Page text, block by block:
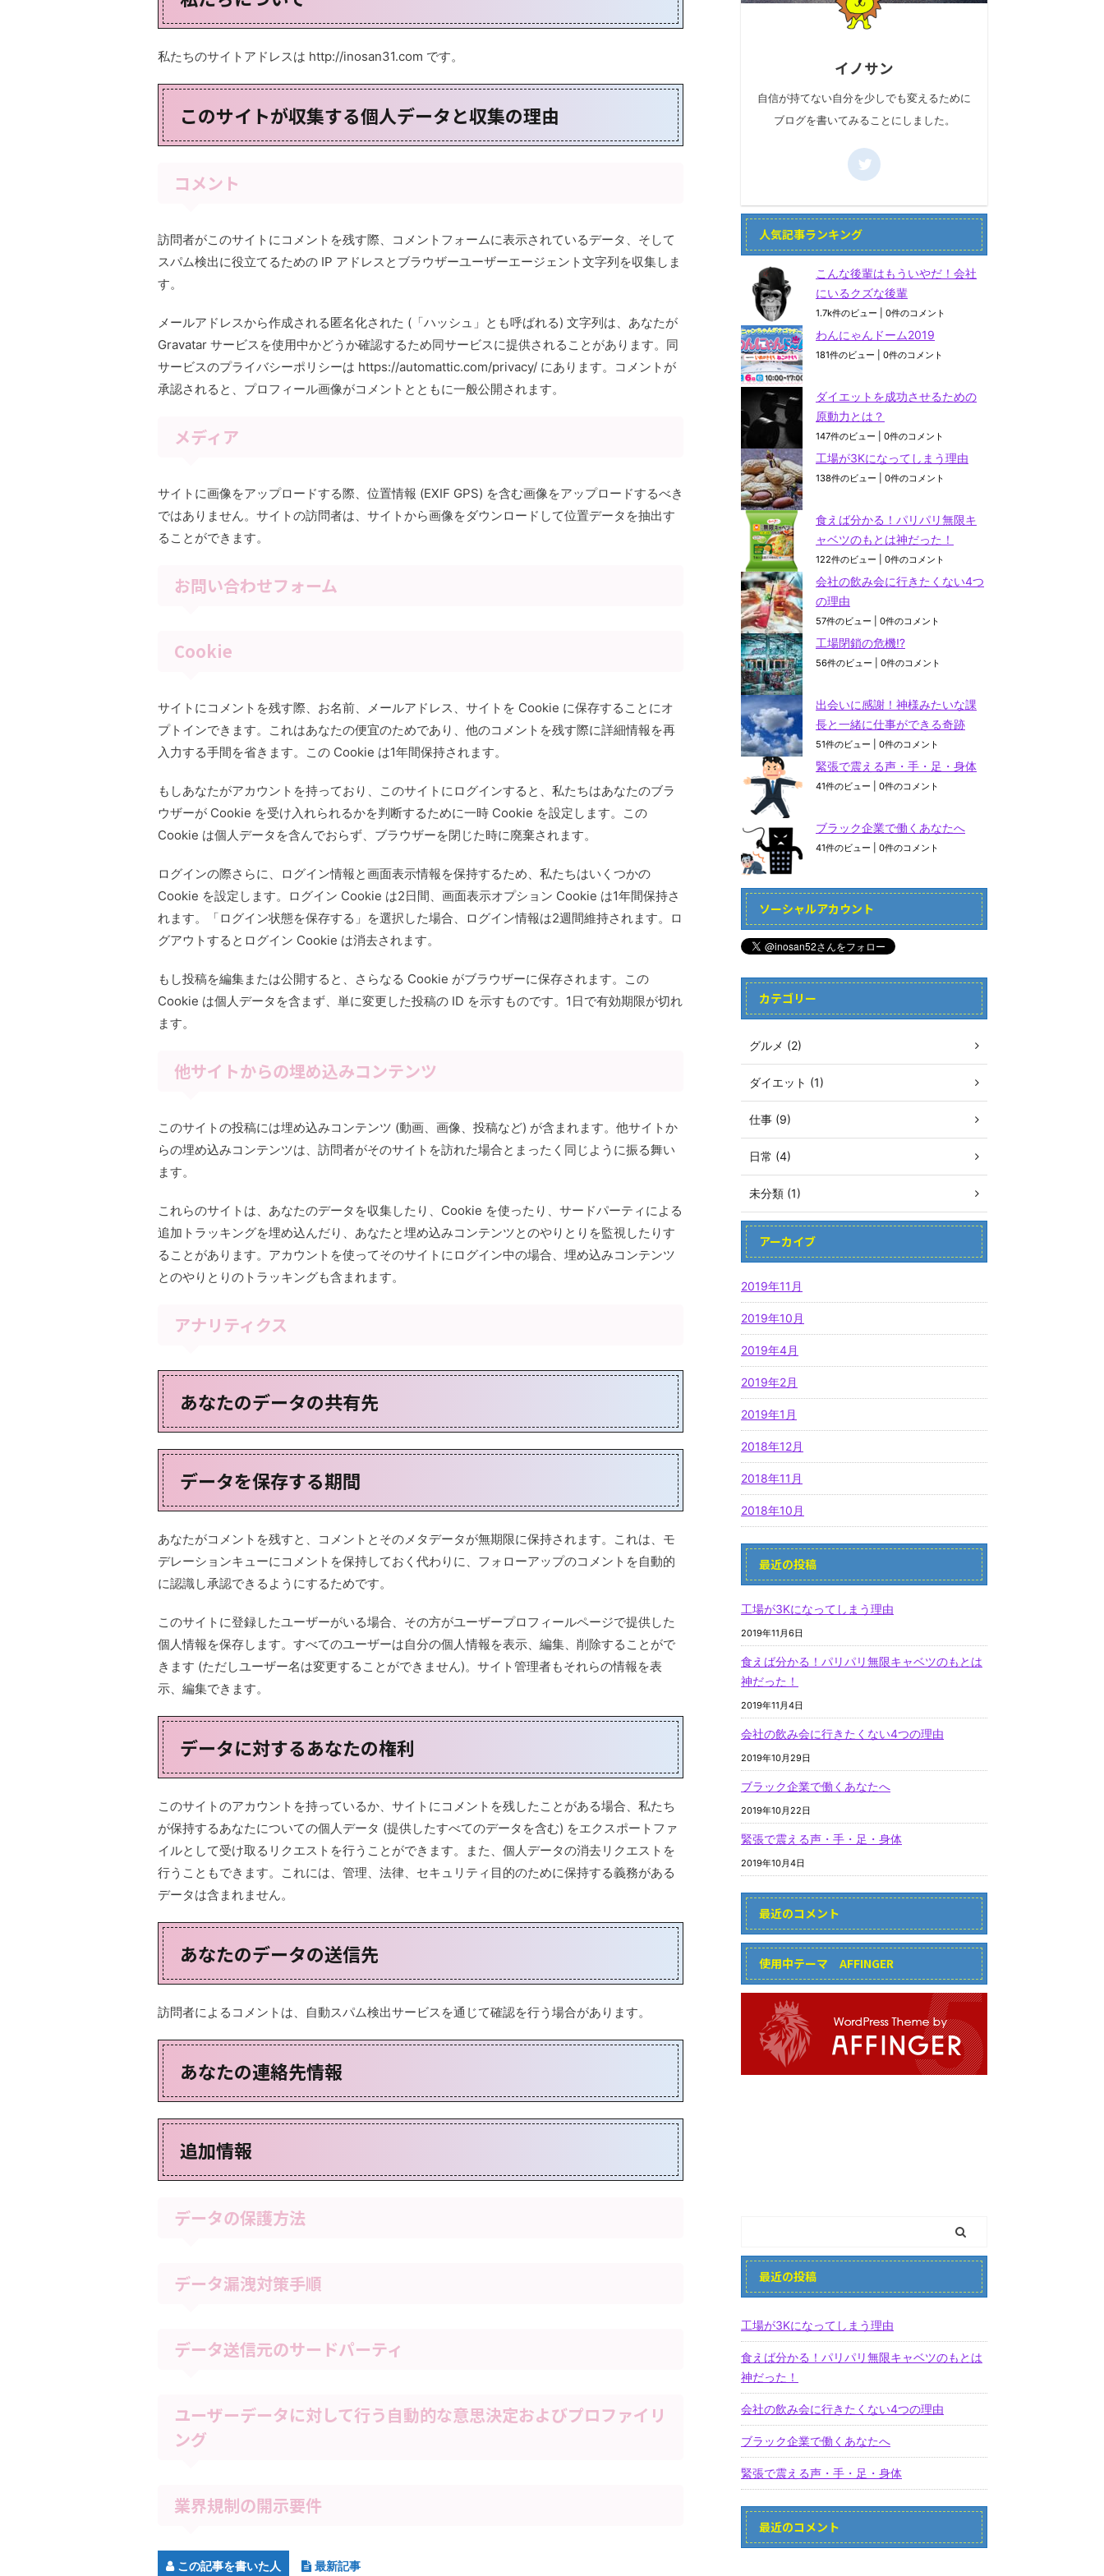
私たちのサイトアドレスは http://inosan31.com です。
このサイトが収集する個人データと収集の理由
コメント
訪問者がこのサイトにコメントを残す際、コメントフォームに表示されているデータ、そして
スパム検出に役立てるための IP アドレスとブラウザーユーザーエージェント文字列を収集しま
す。
メールアドレスから作成される匿名化された (「ハッシュ」とも呼ばれる) 文字列は、あなたが
Gravatar サービスを使用中かどうか確認するため同サービスに提供されることがあります。同
サービスのプライバシーポリシーは https://automattic.com/privacy/ にあります。コメントが
承認されると、プロフィール画像がコメントとともに一般公開されます。
メディア
サイトに画像をアップロードする際、位置情報 (EXIF GPS) を含む画像をアップロードするべき
ではありません。サイトの訪問者は、サイトから画像をダウンロードして位置データを抽出す
ることができます。
お問い合わせフォーム
Cookie
サイトにコメントを残す際、お名前、メールアドレス、サイトを Cookie に保存することにオ
プトインできます。これはあなたの便宜のためであり、他のコメントを残す際に詳細情報を再
入力する手間を省きます。この Cookie は1年間保持されます。
もしあなたがアカウントを持っており、このサイトにログインすると、私たちはあなたのブラ
ウザーが Cookie を受け入れられるかを判断するために一時 Cookie を設定します。この
Cookie は個人データを含んでおらず、ブラウザーを閉じた時に廃棄されます。
ログインの際さらに、ログイン情報と画面表示情報を保持するため、私たちはいくつかの
Cookie を設定します。ログイン Cookie は2日間、画面表示オプション Cookie は1年間保持さ
れます。「ログイン状態を保存する」を選択した場合、ログイン情報は2週間維持されます。ロ
グアウトするとログイン Cookie は消去されます。
もし投稿を編集または公開すると、さらなる Cookie がブラウザーに保存されます。この
Cookie は個人データを含まず、単に変更した投稿の ID を示すものです。1日で有効期限が切れ
ます。
他サイトからの埋め込みコンテンツ
このサイトの投稿には埋め込みコンテンツ (動画、画像、投稿など) が含まれます。他サイトか
らの埋め込みコンテンツは、訪問者がそのサイトを訪れた場合とまったく同じように振る舞い
ます。
これらのサイトは、あなたのデータを収集したり、Cookie を使ったり、サードパーティによる
追加トラッキングを埋め込んだり、あなたと埋め込みコンテンツとのやりとりを監視したりす
ることがあります。アカウントを使ってそのサイトにログイン中の場合、埋め込みコンテンツ
とのやりとりのトラッキングも含まれます。
アナリティクス
あなたのデータの共有先
データを保存する期間
あなたがコメントを残すと、コメントとそのメタデータが無期限に保持されます。これは、モ
デレーションキューにコメントを保持しておく代わりに、フォローアップのコメントを自動的
に認識し承認できるようにするためです。
このサイトに登録したユーザーがいる場合、その方がユーザープロフィールページで提供した
個人情報を保存します。すべてのユーザーは自分の個人情報を表示、編集、削除することがで
きます (ただしユーザー名は変更することができません)。サイト管理者もそれらの情報を表
示、編集できます。
データに対するあなたの権利
このサイトのアカウントを持っているか、サイトにコメントを残したことがある場合、私たち
が保持するあなたについての個人データ (提供したすべてのデータを含む) をエクスポートファ
イルとして受け取るリクエストを行うことができます。また、個人データの消去リクエストを
行うこともできます。これには、管理、法律、セキュリティ目的のために保持する義務がある
データは含まれません。
あなたのデータの送信先
訪問者によるコメントは、自動スパム検出サービスを通じて確認を行う場合があります。
あなたの連絡先情報
追加情報
データの保護方法
データ漏洩対策手順
データ送信元のサードパーティ
ユーザーデータに対して行う自動的な意思決定およびプロファイリ
ング
業界規制の開示要件
この記事を書いた人 最新記事
イノサン
自信が持てない自分を少しでも変えるために
ブログを書いてみることにしました。
人気記事ランキング
こんな後輩はもういやだ！会社
にいるクズな後輩
1.7k件のビュー 0件のコメント
わんにゃんドーム2019
181件のビュー 0件のコメント
ダイエットを成功させるための
原動力とは？
147件のビュー 0件のコメント
工場が3Kになってしまう理由
138件のビュー 0件のコメント
食えば分かる！パリパリ無限キ
ャベツのもとは神だった！
122件のビュー 0件のコメント
会社の飲み会に行きたくない4つ
の理由
57件のビュー 0件のコメント
工場閉鎖の危機⁉
56件のビュー 0件のコメント
出会いに感謝！神様みたいな課
長と一緒に仕事ができる奇跡
51件のビュー 0件のコメント
緊張で震える声・手・足・身体
41件のビュー 0件のコメント
ブラック企業で働くあなたへ
41件のビュー 0件のコメント
ソーシャルアカウント
カテゴリー
グルメ (2)
ダイエット (1)
仕事 (9)
日常 (4)
未分類 (1)
アーカイブ
2019年11月
2019年10月
2019年4月
2019年2月
2019年1月
2018年12月
2018年11月
2018年10月
最近の投稿
工場が3Kになってしまう理由
2019年11月6日
食えば分かる！パリパリ無限キャベツのもとは
神だった！
2019年11月4日
会社の飲み会に行きたくない4つの理由
2019年10月29日
ブラック企業で働くあなたへ
2019年10月22日
緊張で震える声・手・足・身体
2019年10月4日
最近のコメント
使用中テーマ AFFINGER
最近の投稿
工場が3Kになってしまう理由
食えば分かる！パリパリ無限キャベツのもとは
神だった！
会社の飲み会に行きたくない4つの理由
ブラック企業で働くあなたへ
緊張で震える声・手・足・身体
最近のコメント